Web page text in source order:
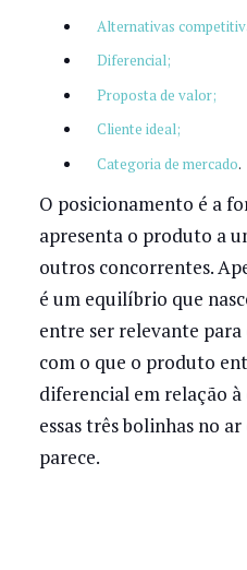
Alternativas
Diferencial;
Proposta de valor;
Cliente ideal;
Categoria de mercado.
O posicionamento é a
apresenta o produto a
outros concorrentes.
é um equilíbrio que
entre ser relevante
com o que o produto
diferencial em relação
essas três bolinhas no
parece.